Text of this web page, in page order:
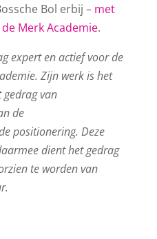
Bol erbij – met
Merk Academie.
expert en actief voor de
Zijn werk is het
van
de
positionering. Deze
dient het gedrag
te worden van